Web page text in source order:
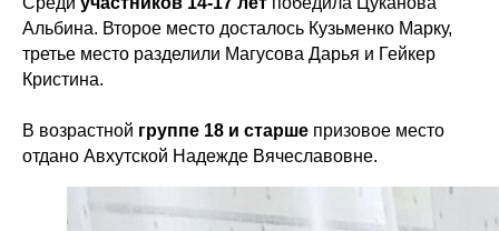
Альбина. Второе место досталось Кузьменко Марку,
третье место разделили Магусова Дарья и Гейкер
Кристина.
В возрастной группе 18 и старше призовое место
отдано Авхутской Надежде Вячеславовне.